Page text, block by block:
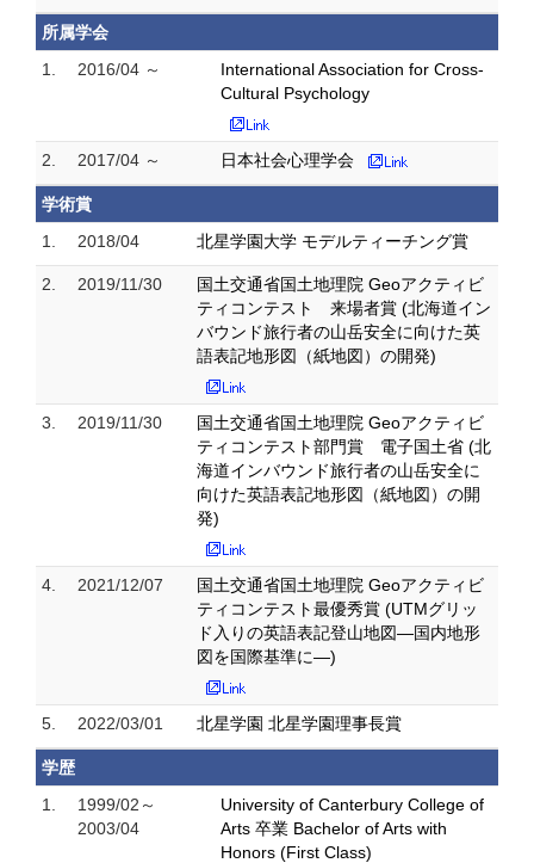
所属学会
1.
2016/04 ～
International Association for Cross-
Cultural Psychology
2. 2017/04 ～ 日本社会心理学会
学術賞
1.
2018/04 北星学園大学 モデルティーチング賞
2. 2019/11/30
国土交通省国土地理院 Geoアクティビ
ティコンテスト 来場者賞 (北海道イン
バウンド旅行者の山岳安全に向けた英
語表記地形図（紙地図）の開発)
3. 2019/11/30
国土交通省国土地理院 Geoアクティビ
ティコンテスト部門賞 電子国土省 (北
海道インバウンド旅行者の山岳安全に
向けた英語表記地形図（紙地図）の開
発)
4. 2021/12/07
国土交通省国土地理院 Geoアクティビ
ティコンテスト最優秀賞 (UTMグリッ
ド入りの英語表記登山地図―国内地形
図を国際基準に―)
5. 2022/03/01 北星学園 北星学園理事長賞
学歴
1.
1999/02～
2003/04
University of Canterbury College of
Arts 卒業 Bachelor of Arts with
Honors (First Class)